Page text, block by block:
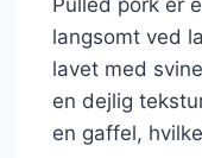
langsomt ved
lavet med
en dejlig
en gaffel,